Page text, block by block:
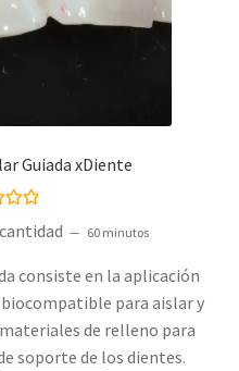
Guiada xDiente
60 minutos
consiste en la aplicación
para aislar y
de relleno para
soporte de los dientes.